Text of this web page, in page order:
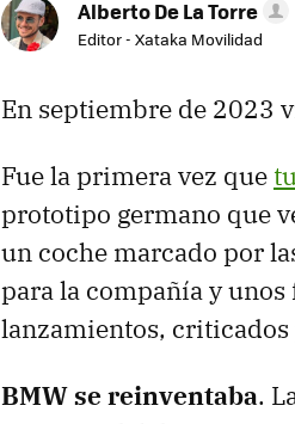
Alberto De La Torre
Editor - Xataka Movilidad
En septiembre de 2023
Fue la primera vez que
prototipo germano que
un coche marcado por
para la compañía y
lanzamientos,
BMW se reinventaba.